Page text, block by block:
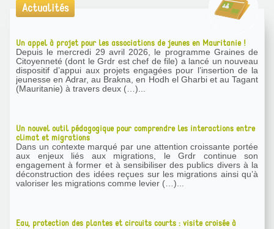
Actualités
Un appel à projet pour les associations de jeunes en Mauritanie !
Depuis le mercredi 29 avril 2026, le programme Graines de
Citoyenneté (dont le Grdr est chef de file) a lancé un nouveau
dispositif d’appui aux projets engagées pour l’insertion de la
jeunesse en Adrar, au Brakna, en Hodh el Gharbi et au Tagant
(Mauritanie) à travers deux (…)...
Un nouvel outil pédagogique pour comprendre les interactions entre
climat et migrations
Dans un contexte marqué par une attention croissante portée
aux enjeux liés aux migrations, le Grdr continue son
engagement à former et à sensibiliser des publics divers à la
déconstruction des idées reçues sur les migrations ainsi qu’à
valoriser les migrations comme levier (…)...
Eau, protection des plantes et circuits courts : visite croisée à